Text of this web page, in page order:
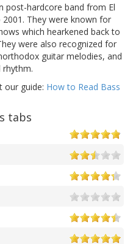
post-hardcore band from El
They were known for
which hearkened back to
were also recognized for
guitar melodies, and
rhythm.
our guide: How to Read Bass
tabs